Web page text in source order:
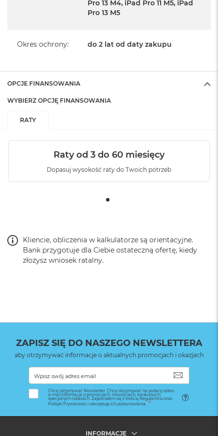
Możesz wykupić ochronę na czas określony – 2 lata.
iPad Pro 13 cali (M5) – 399 zł
Pro 13 M4, iPad Pro 11 M5, iPad
Pro 13 M5
Okres ochrony: do 2 lat od daty zakupu
OPCJE FINANSOWANIA
WYBIERZ OPCJĘ FINANSOWANIA
RATY
Raty od 3 do 60 miesięcy
Dopasuj wysokość raty do Twoich potrzeb
Kliencie, obliczenia w kalkulatorze są orientacyjne.
Bank przygotuje dla Ciebie ostateczną ofertę, kiedy
złożysz wniosek ratalny.
ZAPISZ SIĘ DO NASZEGO NEWSLETTERA
aby otrzymywać informacje o aktualnych promocjach i okazjach
Chcę otrzymywać Newsletter. Chcę otrzymywać na podany adres
e-mail informacje o promocjach, nowościach, konkursach,
specjalnych rabatach. Zapoznałem się z treścią Regulaminu oraz
Polityki Prywatności i akceptuję ich postanowienia.
INFORMACJE